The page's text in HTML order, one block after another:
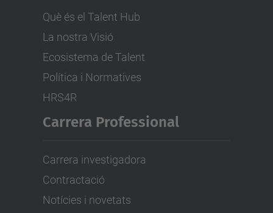
Què és el Talent Hub
La nostra Visió
Ecosistema de Talent
Política i Normatives
HRS4R
Carrera Professional
Carrera investigadora
Contractació
Notícies i novetats